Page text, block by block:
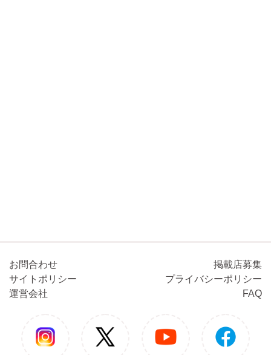
お問合わせ
掲載店募集
サイトポリシー
プライバシーポリシー
運営会社
FAQ